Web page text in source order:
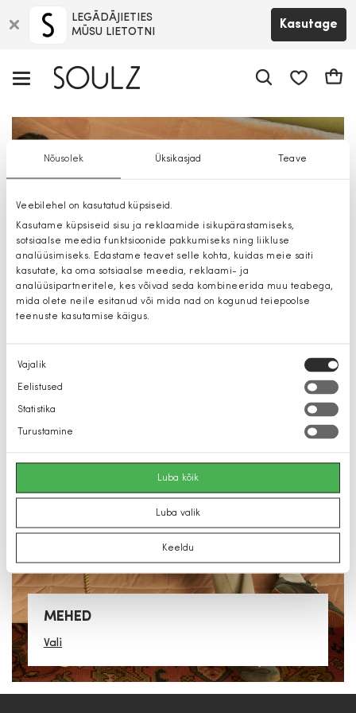
Nõusolek Üksikasjad Teave
Veebilehel on kasutatud küpsiseid.
Kasutame küpsiseid sisu ja reklaamide isikupärastamiseks,
sotsiaalse meedia funktsioonide pakkumiseks ning liikluse
analüüsimiseks. Edastame teavet selle kohta, kuidas meie saiti
kasutate, ka oma sotsiaalse meedia, reklaami- ja
analüüsipartneritele, kes võivad seda kombineerida muu teabega,
mida olete neile esitanud või mida nad on kogunud teiepoolse
teenuste kasutamise käigus.
Nõusoleku
valik
Vajalik
Eelistused
Statistika
Turustamine
Luba kõik
Luba valik
Keeldu
LEGĀDĀJIETIES
MŪSU LIETOTNI
Kasutage
Avaleht
MEHED
Vali